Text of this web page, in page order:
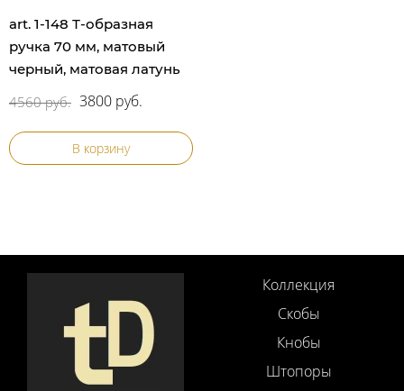
art. 1-148 Т-образная
ручка 70 мм, матовый
черный, матовая латунь
4560 руб. 3800 руб.
В корзину
Коллекция
Скобы
Кнобы
Штопоры